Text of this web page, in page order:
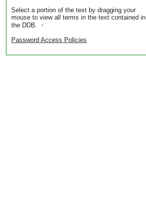
Select a portion of the text by dragging your
mouse to view all terms in the text contained in
the DDB. ・
Password Access Policies